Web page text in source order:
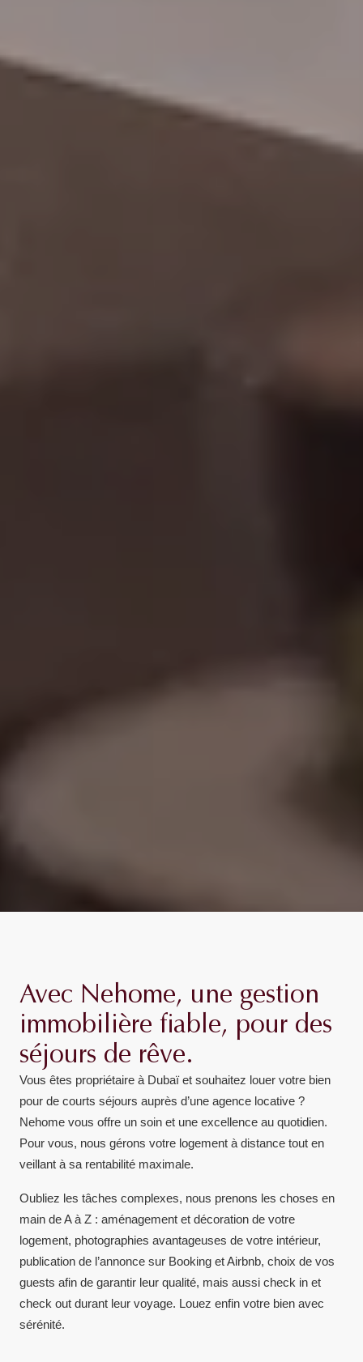
Avec Nehome, une gestion
immobilière fiable, pour des
séjours de rêve.
Vous êtes propriétaire à Dubaï et souhaitez louer votre bien
pour de courts séjours auprès d’une agence locative ?
Nehome vous offre un soin et une excellence au quotidien.
Pour vous, nous gérons votre logement à distance tout en
veillant à sa rentabilité maximale.
Oubliez les tâches complexes, nous prenons les choses en
main de A à Z : aménagement et décoration de votre
logement, photographies avantageuses de votre intérieur,
publication de l’annonce sur Booking et Airbnb, choix de vos
guests afin de garantir leur qualité, mais aussi check in et
check out durant leur voyage. Louez enfin votre bien avec
sérénité.